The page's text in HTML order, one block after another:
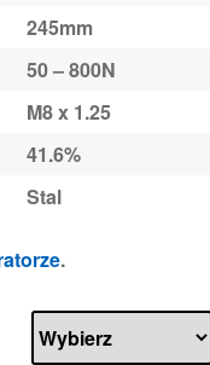
245mm
50 – 800N
M8 x 1.25
41.6%
Stal
.